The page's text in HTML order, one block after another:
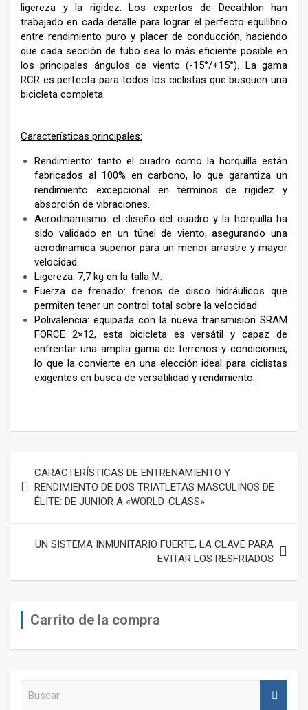
ligereza y la rigidez. Los expertos de Decathlon han
trabajado en cada detalle para lograr el perfecto equilibrio
entre rendimiento puro y placer de conducción, haciendo
que cada sección de tubo sea lo más eficiente posible en
los principales ángulos de viento (-15°/+15°). La gama
RCR es perfecta para todos los ciclistas que busquen una
bicicleta completa.
Características principales:
Rendimiento: tanto el cuadro como la horquilla están
fabricados al 100% en carbono, lo que garantiza un
rendimiento excepcional en términos de rigidez y
absorción de vibraciones.
Aerodinamismo: el diseño del cuadro y la horquilla ha
sido validado en un túnel de viento, asegurando una
aerodinámica superior para un menor arrastre y mayor
velocidad.
Ligereza: 7,7 kg en la talla M.
Fuerza de frenado: frenos de disco hidráulicos que
permiten tener un control total sobre la velocidad.
Polivalencia: equipada con la nueva transmisión SRAM
FORCE 2×12, esta bicicleta es versátil y capaz de
enfrentar una amplia gama de terrenos y condiciones,
lo que la convierte en una elección ideal para ciclistas
exigentes en busca de versatilidad y rendimiento.
Navegación
de
entradas
CARACTERÍSTICAS DE ENTRENAMIENTO Y
RENDIMIENTO DE DOS TRIATLETAS MASCULINOS DE
ÉLITE: DE JUNIOR A «WORLD-CLASS»
UN SISTEMA INMUNITARIO FUERTE, LA CLAVE PARA
EVITAR LOS RESFRIADOS
Carrito de la compra